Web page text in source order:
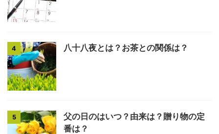
4 八十八夜とは？お茶との関係は？
5
父の日のはいつ？由来は？贈り物の定
番は？